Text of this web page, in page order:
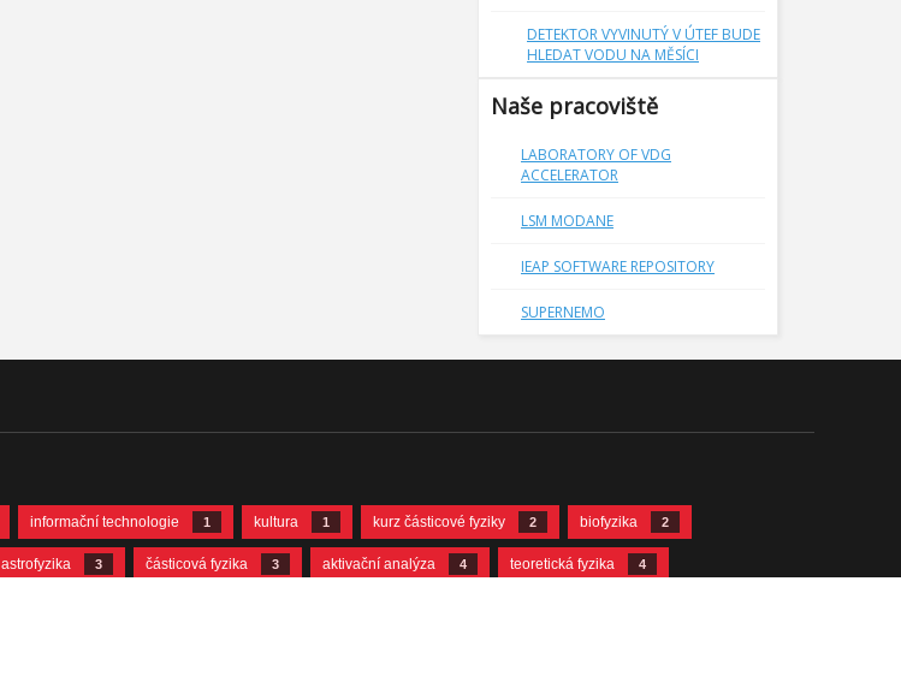
DETEKTOR VYVINUTÝ V ÚTEF BUDE
HLEDAT VODU NA MĚSÍCI
Naše pracoviště
LABORATORY OF VDG
ACCELERATOR
LSM MODANE
IEAP SOFTWARE REPOSITORY
SUPERNEMO
informační technologie 1 kultura 1 kurz částicové fyziky 2 biofyzika 2
astrofyzika 3 částicová fyzika 3 aktivační analýza 4 teoretická fyzika 4